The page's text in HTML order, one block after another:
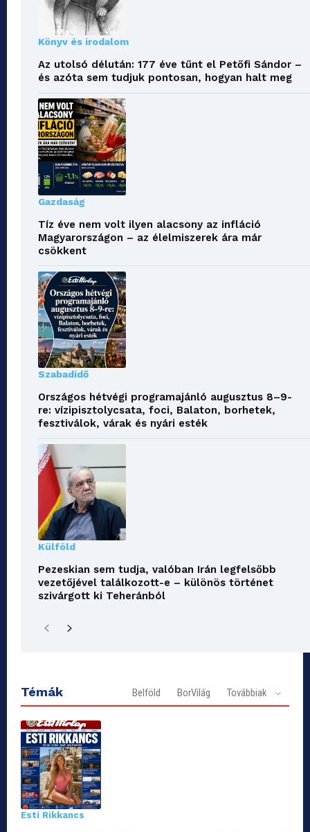
Könyv és irodalom
Az utolsó délután: 177 éve tűnt el Petőfi Sándor –
és azóta sem tudjuk pontosan, hogyan halt meg
Gazdaság
Tíz éve nem volt ilyen alacsony az infláció
Magyarországon – az élelmiszerek ára már
csökkent
Szabadidő
Országos hétvégi programajánló augusztus 8–9-
re: vízipisztolycsata, foci, Balaton, borhetek,
fesztiválok, várak és nyári esték
Külföld
Pezeskian sem tudja, valóban Irán legfelsőbb
vezetőjével találkozott-e – különös történet
szivárgott ki Teheránból
Témák Belföld BorVilág Továbbiak
Esti Rikkancs